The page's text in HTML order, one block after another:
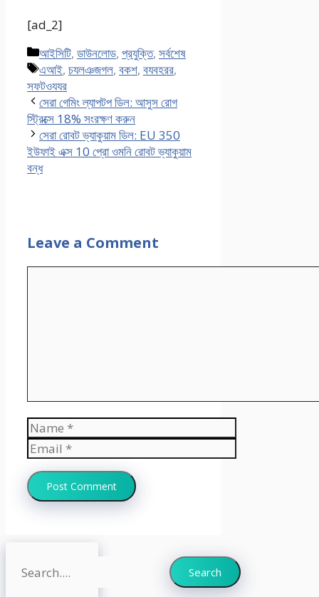
[ad_2]
Categories
আইসিটি, ডাউনলোড, প্রযুক্তি, সর্বশেষ
Tags
এআই, চযলঞজগল, বকশ, বযবহরর,
সফটওযযর
সেরা গেমিং ল্যাপটপ ডিল: আসুস রোগ
স্ট্রিক্সে 18% সংরক্ষণ করুন
সেরা রোবট ভ্যাকুয়াম ডিল: EU 350
ইউফাই এক্স 10 প্রো ওমনি রোবট ভ্যাকুয়াম
বন্ধ
Leave a Comment
Name
Email
Search